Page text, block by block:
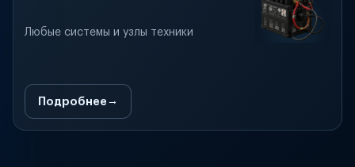
Любые системы и узлы техники
Подробнее